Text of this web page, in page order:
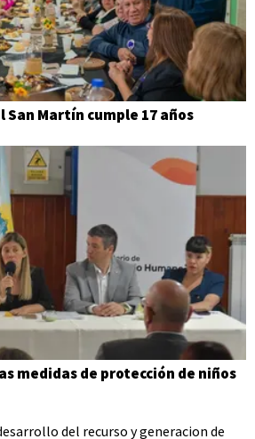
San Martín cumple 17 años
medidas de protección de niños